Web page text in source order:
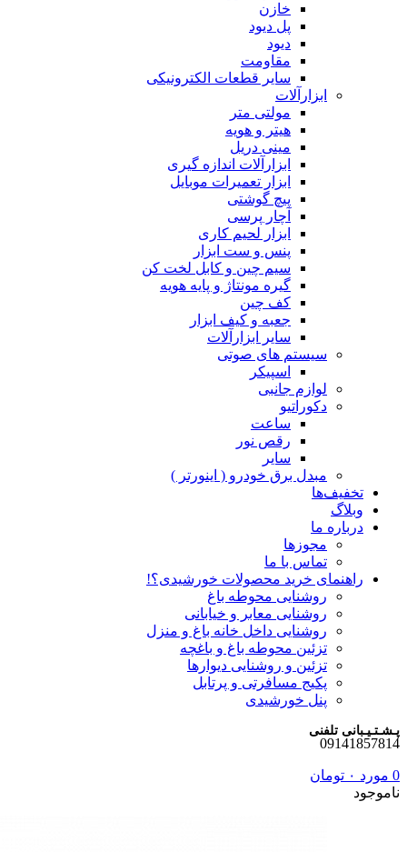
خازن
پل دیود
دیود
مقاومت
سایر قطعات الکترونیکی
ابزارآلات
مولتی متر
هیتر و هویه
مینی دریل
ابزارآلات اندازه گیری
ابزار تعمیرات موبایل
پیچ گوشتی
آچار پرسی
ابزار لحیم کاری
پنس و ست ابزار
سیم چین و کابل لخت کن
گیره مونتاژ و پایه هویه
کف چین
جعبه و کیف ابزار
سایر ابزارآلات
سیستم های صوتی
اسپیکر
لوازم جانبی
دکوراتیو
ساعت
رقص نور
سایر
مبدل برق خودرو ( اینورتر )
تخفیف‌ها
وبلاگ
درباره ما
مجوزها
تماس با ما
راهنمای خرید محصولات خورشیدی؟!
روشنایی محوطه باغ
روشنایی معابر و خیابانی
روشنایی داخل خانه باغ و منزل
تزئین محوطه باغ و باغچه
تزئین و روشنایی دیوارها
پکیج مسافرتی و پرتابل
پنل خورشیدی
پـشـتـیـبانی تلفنی
09141857814
0 مورد ۰ تومان
ناموجود